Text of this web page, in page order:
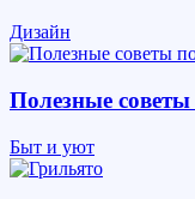
Дизайн
Полезные советы
Быт и уют